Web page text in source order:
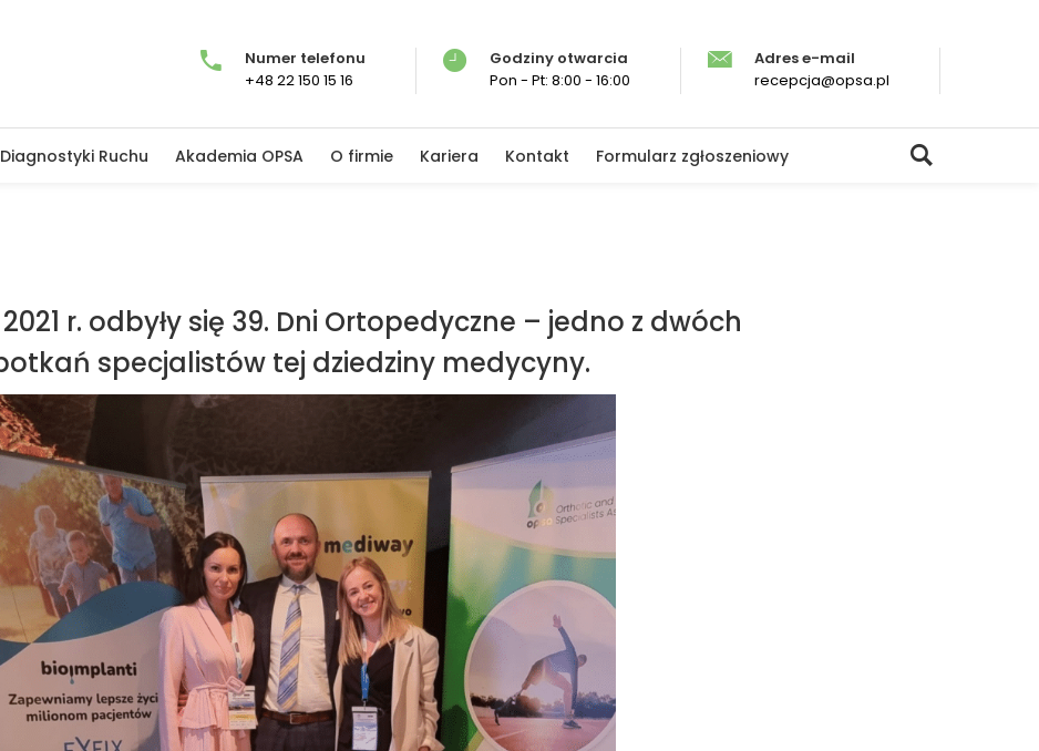
Numer telefonu
+48 22 150 15 16
Godziny otwarcia
Pon - Pt: 8:00 - 16:00
Adres e-mail
recepcja@opsa.pl
Ruchu Akademia OPSA O firmie Kariera Kontakt Formularz zgłoszeniowy
r. odbyły się 39. Dni Ortopedyczne – jedno z dwóch
specjalistów tej dziedziny medycyny.